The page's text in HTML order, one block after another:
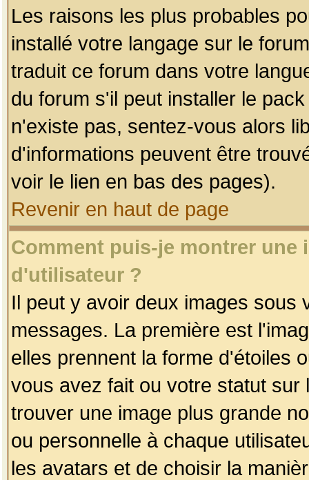
Les raisons les plus probables
installé votre langage sur le
traduit ce forum dans votre
du forum s'il peut installer le
n'existe pas, sentez-vous alors
d'informations peuvent être
voir le lien en bas des pages).
Revenir en haut de page
Comment puis-je montrer une
d'utilisateur ?
Il peut y avoir deux images sous
messages. La première est
elles prennent la forme d'étoiles
vous avez fait ou votre statut
trouver une image plus grande
ou personnelle à chaque
les avatars et de choisir la